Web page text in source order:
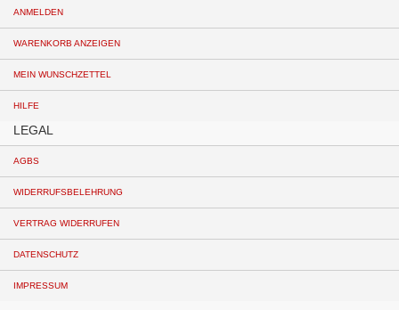
ANMELDEN
WARENKORB ANZEIGEN
MEIN WUNSCHZETTEL
HILFE
LEGAL
AGBS
WIDERRUFSBELEHRUNG
VERTRAG WIDERRUFEN
DATENSCHUTZ
IMPRESSUM